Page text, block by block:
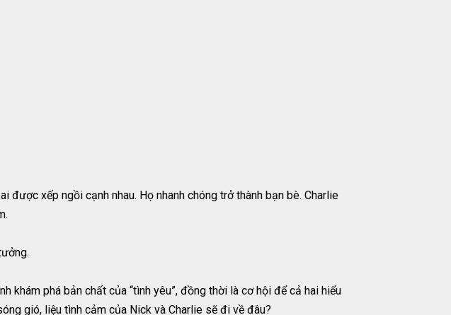
xếp ngồi cạnh nhau. Họ nhanh chóng trở thành bạn bè. Charlie
khám phá bản chất của “tình yêu”, đồng thời là cơ hội để cả hai hiểu
gió, liệu tình cảm của Nick và Charlie sẽ đi về đâu?